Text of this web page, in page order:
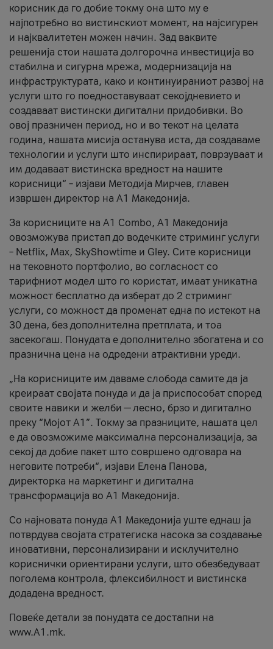
корисник да го добие токму она што му е
најпотребно во вистинскиот момент, на најсигурен
и најквалитетен можен начин. Зад ваквите
решенија стои нашата долгорочна инвестиција во
стабилна и сигурна мрежа, модернизација на
инфраструктурата, како и континуираниот развој на
услуги што го поедноставуваат секојдневието и
создаваат вистински дигитални придобивки. Во
овој празничен период, но и во текот на целата
година, нашата мисија останува иста, да создаваме
технологии и услуги што инспирираат, поврзуваат и
им додаваат вистинска вредност на нашите
корисници“ – изјави Методија Мирчев, главен
извршен директор на А1 Македонија.
За корисниците на A1 Combo, А1 Македонија
овозможува пристап до водечките стриминг услуги
– Netflix, Max, SkyShowtime и Gley. Сите корисници
на тековното портфолио, во согласност со
тарифниот модел што го користат, имаат уникатна
можност бесплатно да изберат до 2 стриминг
услуги, со можност да променат една по истекот на
30 дена, без дополнителна претплата, и тоа
засекогаш. Понудата е дополнително збогатена и со
празнична цена на одредени атрактивни уреди.
„На корисниците им даваме слобода самите да ја
креираат својата понуда и да ја приспособат според
своите навики и желби — лесно, брзо и дигитално
преку “Мојот А1”. Токму за празниците, нашата цел
е да овозможиме максимална персонализација, за
секој да добие пакет што совршено одговара на
неговите потреби“, изјави Елена Панова,
директорка на маркетинг и дигитална
трансформација во А1 Македонија.
Со најновата понуда А1 Македонија уште еднаш ја
потврдува својата стратегиска насока за создавање
иновативни, персонализирани и исклучително
кориснички ориентирани услуги, што обезбедуваат
поголема контрола, флексибилност и вистинска
додадена вредност.
Повеќе детали за понудата се достапни на
www.А1.mk.